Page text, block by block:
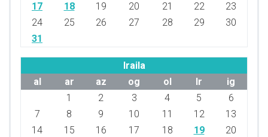
17
18 19 20 21 22
23
24
25 26 27 28 29
30
31
Iraila
al
ar az og ol lr
ig
1
2 3 4 5
6
7
8 9 10 11 12
13
14
15 16 17 18 19
20